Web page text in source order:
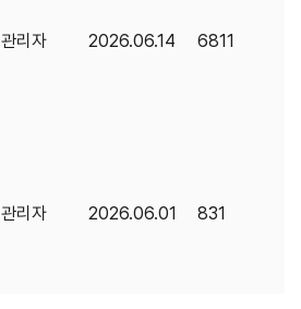
관리자 2026.06.14 6811
관리자 2026.06.01 831